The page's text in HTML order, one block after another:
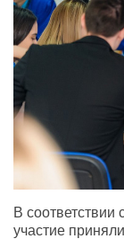
В
участие